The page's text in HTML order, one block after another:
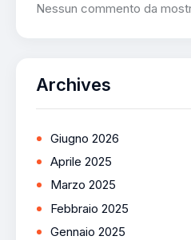
Nessun commento da
Archives
Giugno 2026
Aprile 2025
Marzo 2025
Febbraio 2025
Gennaio 2025